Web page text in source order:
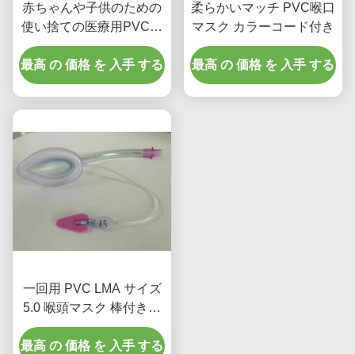
赤ちゃんや子供のための
使い捨ての医療用PVC喉
頭マスク
最高 の 価格 を 入手 する
柔らかいマッチ PVC喉口
マスク カラーコード付き
最高 の 価格 を 入手 する
一回用 PVC LMA サイズ
5.0 喉頭マスク 棒付き成
人の使用のための直管
最高 の 価格 を 入手 する